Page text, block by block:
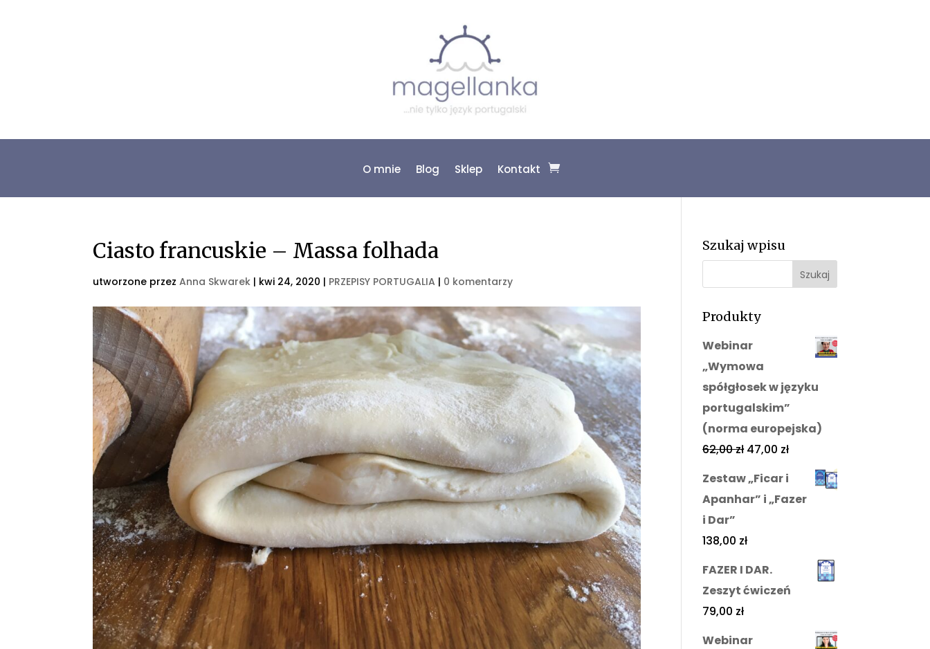
O mnie Blog Sklep Kontakt
Ciasto francuskie – Massa folhada
utworzone przezAnna Skwarek | kwi 24, 2020 | PRZEPISY PORTUGALIA | 0 komentarzy
Szukaj wpisu
Produkty
Webinar
„Wymowa
spółgłosek w języku
portugalskim”
(norma europejska)
62,00zł 47,00 zł
Zestaw „Ficar i
Apanhar” i „Fazer
i Dar”
138,00 zł
FAZER I DAR.
Zeszyt ćwiczeń
79,00 zł
Webinar